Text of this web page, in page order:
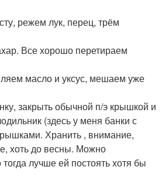
режем лук, перец, трём
Все хорошо перетираем
масло и уксус, мешаем уже
закрыть обычной п/э крышкой и
(здесь у меня банки с
Хранить , внимание,
хоть до весны. Можно
тогда лучше ей постоять хотя бы